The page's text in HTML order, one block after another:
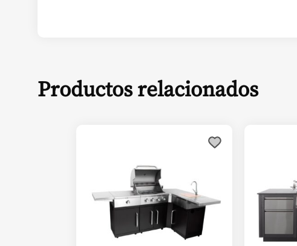
Productos relacionados
múltiples
variantes.
Las